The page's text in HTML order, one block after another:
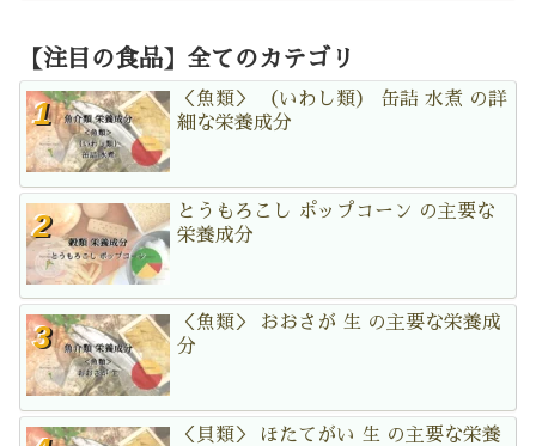
【注目の食品】全てのカテゴリ
＜魚類＞ （いわし類） 缶詰 水煮 の詳
細な栄養成分
とうもろこし ポップコーン の主要な
栄養成分
＜魚類＞ おおさが 生 の主要な栄養成
分
＜貝類＞ ほたてがい 生 の主要な栄養